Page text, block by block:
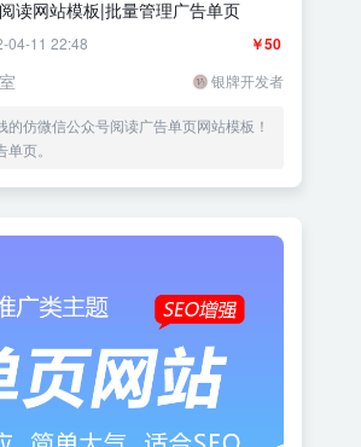
读网站模板|批量管理广告单页
￥50
04-11 22:48
银牌开发者
的仿微信公众号阅读广告单页网站模板！
页。